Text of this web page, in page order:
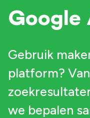
Google
Gebruik
platform?
we bepalen